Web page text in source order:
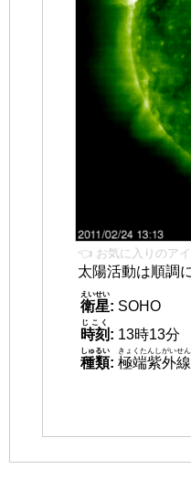
👈 お気に入りのアイ
太陽活動は順調
衛星
えいせい
: SOHO
時刻
じこく
: 13時13分
種類
しゅるい
: 極端紫外線
きょくたんしがいせん